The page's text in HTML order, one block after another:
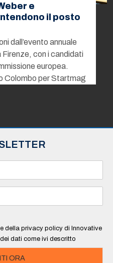
e
il posto
dall’evento annuale
Firenze, con i candidati
europea.
Colombo per Startmag
della privacy policy di Innovative
dati come ivi descritto
ORA